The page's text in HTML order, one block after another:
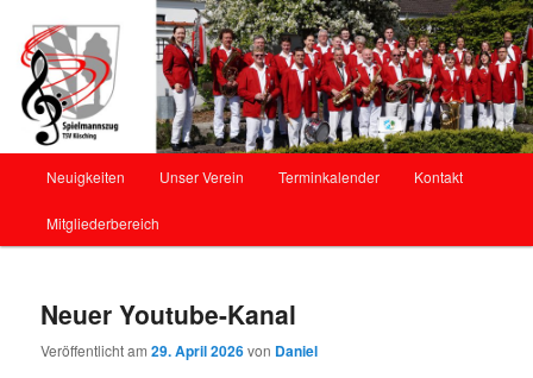
Spielmannszug Kösching
Offizielle Webseite des Spielmannszug Kösching
Zum
Inhalt
Neuigkeiten Unser Verein Terminkalender Kontakt
Mitgliederbereich
Neuer Youtube-Kanal
Veröffentlicht am29. April 2026von Daniel